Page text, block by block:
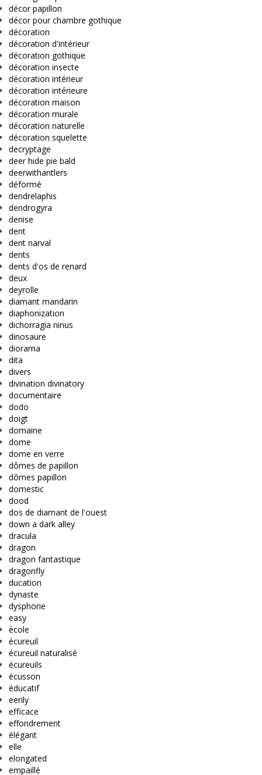
décor papillon
décor pour chambre gothique
décoration
décoration d'intérieur
décoration gothique
décoration insecte
décoration intérieur
décoration intérieure
décoration maison
décoration murale
décoration naturelle
décoration squelette
decryptage
deer hide pie bald
deerwithantlers
déformé
dendrelaphis
dendrogyra
denise
dent
dent narval
dents
dents d'os de renard
deux
deyrolle
diamant mandarin
diaphonization
dichorragia ninus
dinosaure
diorama
dita
divers
divination divinatory
documentaire
dodo
doigt
domaine
dome
dome en verre
dômes de papillon
dômes papillon
domestic
dood
dos de diamant de l'ouest
down a dark alley
dracula
dragon
dragon fantastique
dragonfly
ducation
dynaste
dysphorie
easy
école
écureuil
écureuil naturalisé
écureuils
écusson
éducatif
eerily
efficace
effondrement
élégant
elle
elongated
empaillé